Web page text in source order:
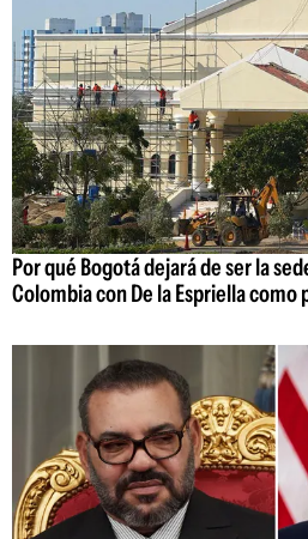
Por qué Bogotá dejará de ser la
Colombia con De la Espriella como